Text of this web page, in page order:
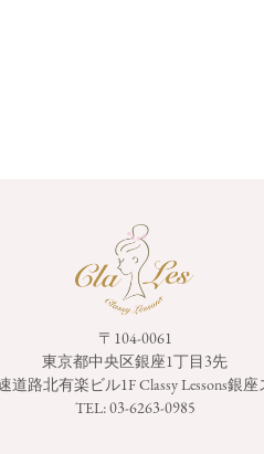
〒104-0061
東京都中央区銀座1丁目3先
道路北有楽ビル1FClassy Lessons銀
TEL:03-6263-0985